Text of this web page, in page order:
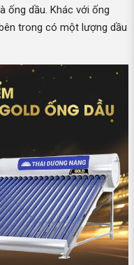
ống dầu. Khác với ống
trong có một lượng dầu